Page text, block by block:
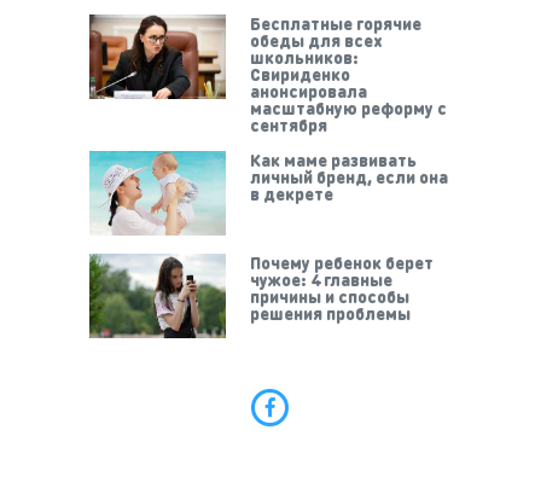
Бесплатные горячие
обеды для всех
школьников:
Свириденко
анонсировала
масштабную реформу с
сентября
Как маме развивать
личный бренд, если она
в декрете
Почему ребенок берет
чужое: 4 главные
причины и способы
решения проблемы